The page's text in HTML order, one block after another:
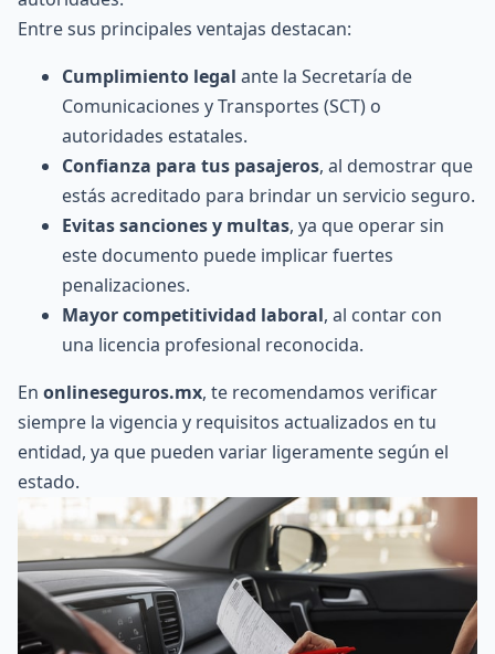
Entre sus principales ventajas destacan:
Cumplimiento legal ante la Secretaría de
Comunicaciones y Transportes (SCT) o
autoridades estatales.
Confianza para tus pasajeros, al demostrar que
estás acreditado para brindar un servicio seguro.
Evitas sanciones y multas, ya que operar sin
este documento puede implicar fuertes
penalizaciones.
Mayor competitividad laboral, al contar con
una licencia profesional reconocida.
En onlineseguros.mx, te recomendamos verificar
siempre la vigencia y requisitos actualizados en tu
entidad, ya que pueden variar ligeramente según el
estado.